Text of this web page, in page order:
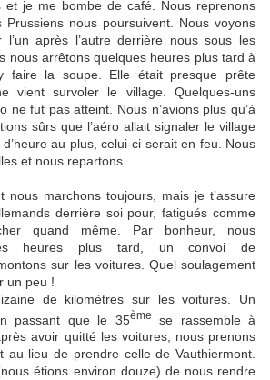
et je me bombe de café. Nous reprenons
nous poursuivent. Nous voyons
l’un après l’autre derrière nous sous les
nous arrêtons quelques heures plus tard à
faire la soupe. Elle était presque prête
vient survoler le village. Quelques-uns
ne fut pas atteint. Nous n’avions plus qu’à
sûrs que l’aéro allait signaler le village
au plus, celui-ci serait en feu. Nous
et nous repartons.
nous marchons toujours, mais je t’assure
derrière soi pour, fatigués comme
quand même. Par bonheur, nous
heures plus tard, un convoi de
sur les voitures. Quel soulagement
un peu !
de kilomètres sur les voitures. Un
passant que le 35ème
se rassemble à
avoir quitté les voitures, nous prenons
au lieu de prendre celle de Vauthiermont.
étions environ douze) de nous rendre